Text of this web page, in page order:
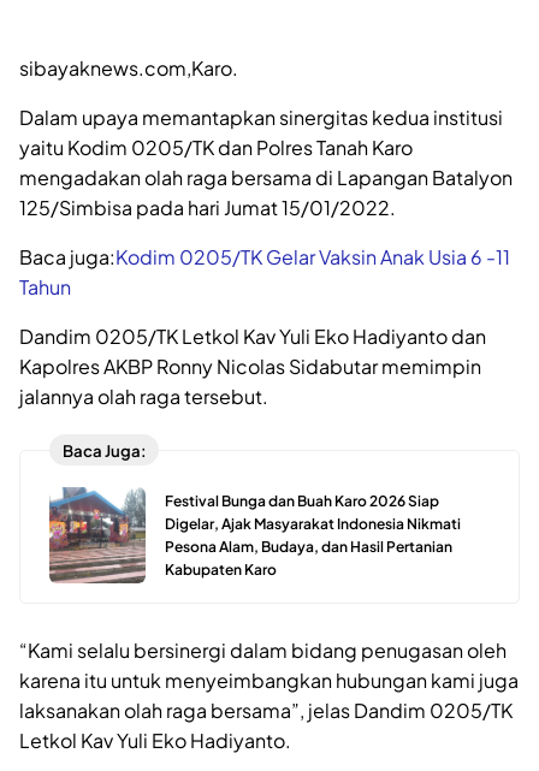
sibayaknews.com,Karo.
Dalam upaya memantapkan sinergitas kedua institusi
yaitu Kodim 0205/TK dan Polres Tanah Karo
mengadakan olah raga bersama di Lapangan Batalyon
125/Simbisa pada hari Jumat 15/01/2022.
Baca juga:Kodim 0205/TK Gelar Vaksin Anak Usia 6 -11
Tahun
Dandim 0205/TK Letkol Kav Yuli Eko Hadiyanto dan
Kapolres AKBP Ronny Nicolas Sidabutar memimpin
jalannya olah raga tersebut.
Baca Juga:
Festival Bunga dan Buah Karo 2026 Siap
Digelar, Ajak Masyarakat Indonesia Nikmati
Pesona Alam, Budaya, dan Hasil Pertanian
Kabupaten Karo
“Kami selalu bersinergi dalam bidang penugasan oleh
karena itu untuk menyeimbangkan hubungan kami juga
laksanakan olah raga bersama”, jelas Dandim 0205/TK
Letkol Kav Yuli Eko Hadiyanto.